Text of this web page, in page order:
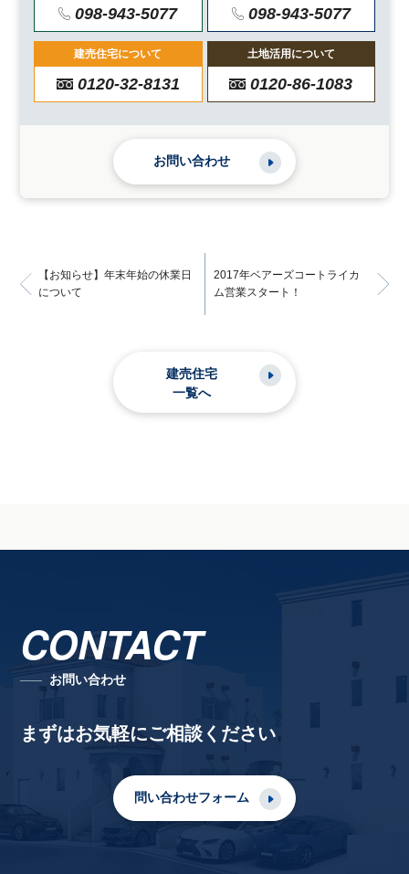
098-943-5077 098-943-5077
建売住宅について
0120-32-8131
土地活用について
0120-86-1083
お問い合わせ
【お知らせ】年末年始の休業日
について
2017年ベアーズコートライカ
ム営業スタート！
建売住宅
一覧へ
CONTACT
お問い合わせ
まずはお気軽にご相談ください
問い合わせフォーム